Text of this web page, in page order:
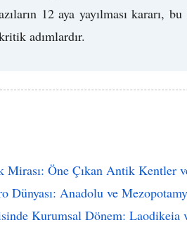
12 aya yayılması kararı,
adımlardır.
Öne Çıkan Antik Kentler
Anadolu ve
Kurumsal Dönem: Laodikeia